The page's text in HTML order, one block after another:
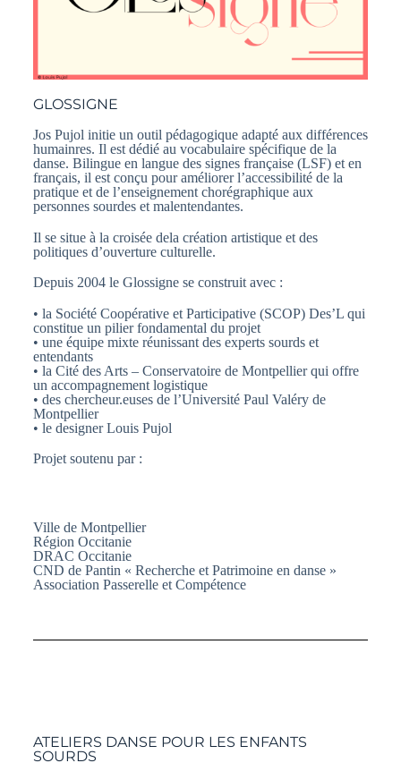
GLOSSIGNE
Jos Pujol initie un outil pédagogique adapté aux différences
humainres. Il est dédié au vocabulaire spécifique de la
danse. Bilingue en langue des signes française (LSF) et en
français, il est conçu pour améliorer l’accessibilité de la
pratique et de l’enseignement chorégraphique aux
personnes sourdes et malentendantes.
Il se situe à la croisée dela création artistique et des
politiques d’ouverture culturelle.
Depuis 2004 le Glossigne se construit avec :
• la Société Coopérative et Participative (SCOP) Des’L qui
constitue un pilier fondamental du projet
• une équipe mixte réunissant des experts sourds et
entendants
• la Cité des Arts – Conservatoire de Montpellier qui offre
un accompagnement logistique
• des chercheur.euses de l’Université Paul Valéry de
Montpellier
• le designer Louis Pujol
Projet soutenu par :
Ville de Montpellier
Région Occitanie
DRAC Occitanie
CND de Pantin « Recherche et Patrimoine en danse »
Association Passerelle et Compétence
ATELIERS DANSE POUR LES ENFANTS
SOURDS